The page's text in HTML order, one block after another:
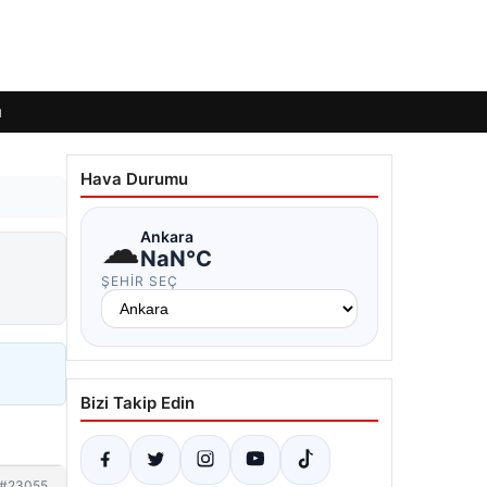
Hava Durumu
☁Ankara
NaN°C
ŞEHIR SEÇ
Bizi Takip Edin